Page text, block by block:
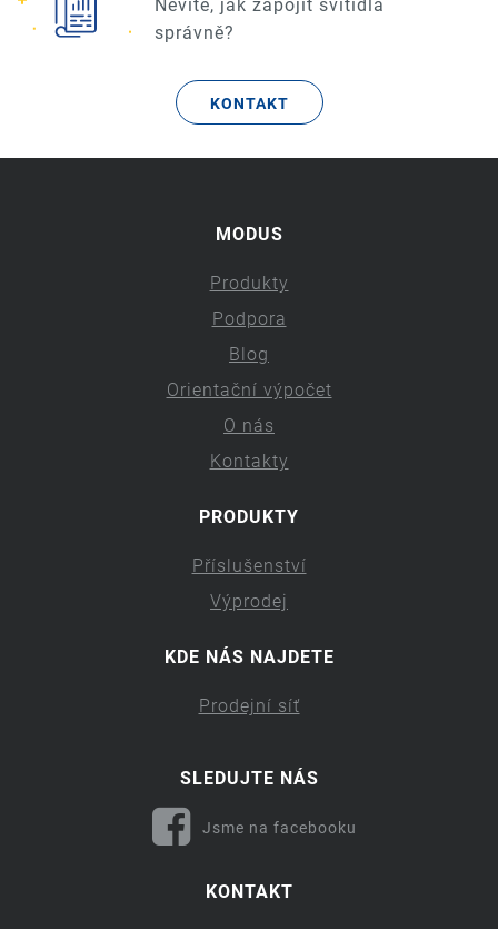
Nevíte, jak zapojit svítidla
správně?
KONTAKT
MODUS
Produkty
Podpora
Blog
Orientační výpočet
O nás
Kontakty
PRODUKTY
Příslušenství
Výprodej
KDE NÁS NAJDETE
Prodejní síť
SLEDUJTE NÁS
Jsme na facebooku
KONTAKT